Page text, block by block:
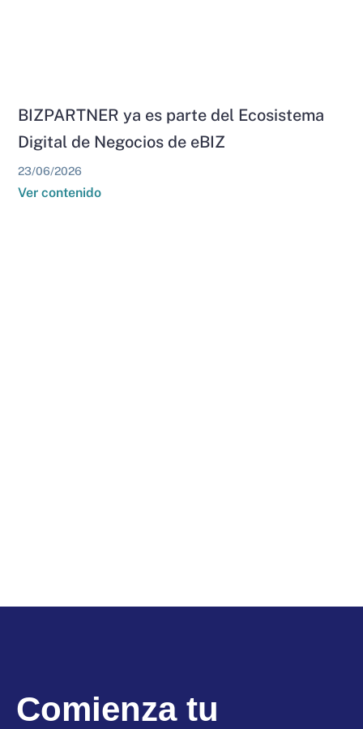
BIZPARTNER ya es parte del Ecosistema
Digital de Negocios de eBIZ
23/06/2026
Ver contenido
Comienza tu